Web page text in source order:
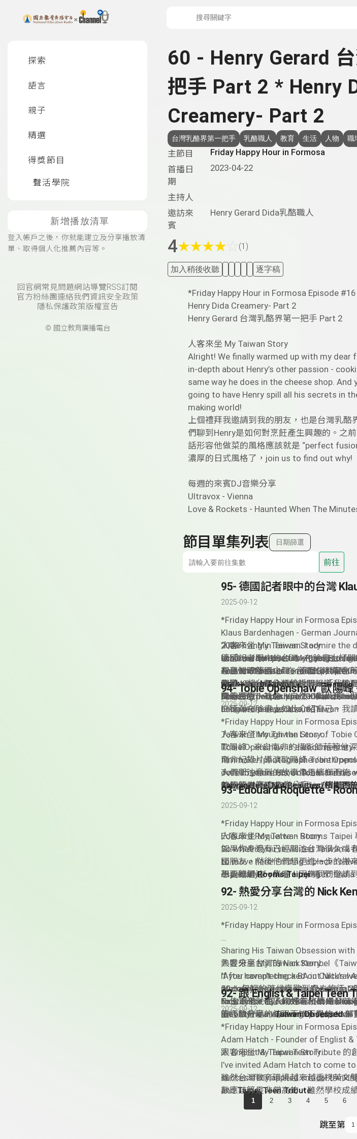
上方功能區塊
探索
語言
親子
精選
得獎節目
聲活學院
新增播放清單
登入帳戶之後，你就能建立及分享播放清
單、取得個人化推薦內容等。
回官網常見問題網站導覽RSS訂閱
官方粉絲團連絡我們 資訊安全政策
隱私保護政策版權宣告
© 國立教育廣播電台
60 - Henry Gerard
把手 Part 2 * Henry
Creamery- Part 2
台灣乳酪界第一把手 乳酪職人 教育 生活 人物 職
主節目
Friday Happy Hour in Formosa
首播日
期
2023-04-22
主持人
邀訪來
賓
Henry Gerard Dida乳酪職人
4★★★★ (1)
加入稍後收聽 逐字稿
*Friday Happy Hour in Formosa Episode
Henry Dida Creamery- Part 2
Henry Gerard 台灣乳酪界第一把手 Part 2
人客來坐 My Taiwan Story
Alright! We finally warmed up with my dear
in-depth about Henry’s other passion -
same way he does in the cheese shop.
going to have Henry spill all his secrets in
making world!
上個禮拜我邀請到我的朋友，也是台灣乳酪
們聊到Henry是如何對烹飪產生興趣的。之
話形容他做菜的風格應該就是 “perfect
濃厚的日式風格了，join us to find out why!
每週的來賓DJ音樂分享
Ultravox - Vienna
Love & Rockets - Haunted When The
節目單集列表 日期篩選
前往
2025-09-12
*Friday Happy Hour in Formosa
Klaus Bardenhagen - German
2008
德國記者眼中的台灣 - Klaus
人客來坐 My Taiwan Story
I had the hardest time trying to
And what better candidate than
journalist who has been reporting
German media since 2008. After
unbiased perspective, no?
“I like living in Taiwan. I admire
achieved for itself. My goal is to
Taiwan. There is so much people
about its democracy, diverse
amazing people here.” - Klaus
以「taiwanreporter」在臉書上打
在台灣跟德國之聲、德國公共電台
報導，將台灣介紹給世界。「我的
灣的民主、社會、自然、與人民。
白德瀚在臉書上如此介紹自己。我
就是我在找的最後一集來賓的最佳
人眼裏，台灣究竟是有什麽樣的魅
呢？希望這集的采訪也可以也讓台
想更加瞭解Klaus 在台灣的報導嗎
work:andInTaiwan
Klaus 的 Twitter You can catch
喜歡 Klaus 在台灣的新聞報導，想
頁看看哦！To support Klaus on
bring more news about Taiwan
https://www.patreon.com/
每週的來賓DJ音樂分享
The Wellerman (Sea Shanty) - From
2025-09-12
­*Friday Happy Hour in Formosa
Taiwan Through the Lens of Tobie
歐陽峰 - 來自南非的攝影師藉著他
人客來坐 My Taiwan Story
Tobie Openshaw is a documentary
filmmaker/photographer/
over 25 years. His work has been
Geographic, Discovery, and the
able to document and capture
including the betel nut girl culture
Movement, human rights and
Tobie Openshaw - Documentary
moved to Taiwan from South
have picked a better guest to
experience with our listeners.
南非紀錄片導演歐陽峰 Tobie
人們所注意到的故事像是檳榔西施
他的題材範疇之中。Tobie 的攝影
詮釋台灣的角度，讓世界看到台灣
内容就花了幾年的時間，主要就是
解這個題材/文化/人物。只有這樣
To learn more about Tobie and his
Taiwan Betel Nut Beauties/檳榔西
Filmmaker Nights Taipei
Taiwan Disaster Preparedness/
每週的來賓DJ音樂分享
Martha Wainwright’s cover of the
2025-09-12
*Friday Happy Hour in Formosa
Edouard Roquette - Rooms Taipei
人客來坐 My Taiwan Story
So what if you’ve visited Taiwan a
to move here! Finding a place to
especially if you are trying to find
Taiwan. I am going to hook you up
guest this week! Edouard from
experience that finding a place to
daunting task! So their team has
easy-access neighborhoods for
into the new environment/culture
than just a place to live as the co-
opportunities to mingle and
如果你身邊有已經關注台灣很久或
國朋友，然後他們想更進一步的搬
不要錯過這一集喔！因為我們邀請
Roquette 來跟我們討論一下他和其
公寓公司- 提供剛搬到台灣的外國
的公寓！Edouard 他們的 Rooms
的覺得Edouard開這個公司的動機
家要融入那邊的語言文化生活環境
來來台灣的外國人一個比較像是他
快地能夠融入台灣的文化以及生活
起體驗台灣所有的美好，是不是很
想更瞭解Rooms Taipei嗎？
每週的來賓DJ音樂分享
至繁 LE MONDE - 邱比 CHIU PI
2025-09-12
*Friday Happy Hour in Formosa
Sharing His Taiwan Obsession
熱愛分享台灣的 Nick Kembel《
人客來坐 My Taiwan Story
"After completing a BA in Cultural
50 countries, I came to Taiwan in
to stay for a year then move
met my now wife on the Taipei
-Nick Kembel of Taiwan Obsessed
If you haven't checked out Nick's
probably the best resource
Taiwanese culture. Besides
lot of time answering questions in
"Taiwan Travel Planning Group". I
anyone interested in visiting
on just about anything! It's also a
your knowledge about Taiwan.
Nick 年輕的時候喜歡到處去旅行
一住下來就住了10幾年。原先
的經驗分享，結果不知不覺的 Nick
作的部落格題材 - Taiwan Obessed!
Nick 跟他一家人剛好在疫情爆發前
重心放在他的Taiwan Obsessed部
亂。兩年期間 Nick 從來沒有放棄過
以及他在臉書上所組織的群組（叫
了要來台灣旅遊的外國朋友們專門
遊的問題）。當疫情一結束後 Nick
每天幾乎有進千人加入這個臉書群
以感受到 Nick 的心是留在台灣的。
每週的來賓DJ音樂分享
Jack Johnson with G. Love -
2025-09-12
­*Friday Happy Hour in Formosa
Adam Hatch - Founder of Englist &
跟 Englist & Taipei Teen Tribute
人客來坐 My Taiwan Story
I’ve invited Adam Hatch to come
successfully applied critical
andTaipei Teen Tribute.
Taipei Teen Tribune is Taiwan’s
Teen Tribune is a platform for
雖然台灣教育環境越來越重視英文
數應該算是非常高的。雖然學校成
英語能力指標，台灣的英文成績還
到英文的時候，台灣人反而沒有辦
每週的來賓DJ音樂分享
1 2 3 4 5 6
跳至第